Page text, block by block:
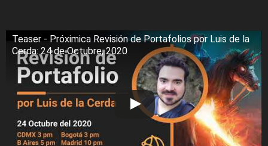
Teaser - Próximica Revisión de Portafolios por Luis de la
Cerda: 24 de Octubre, 2020